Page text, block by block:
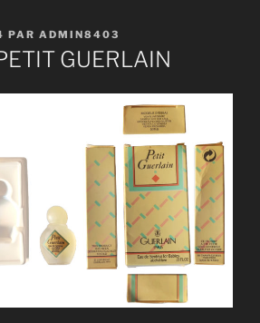
PAR ADMIN8403
GUERLAIN